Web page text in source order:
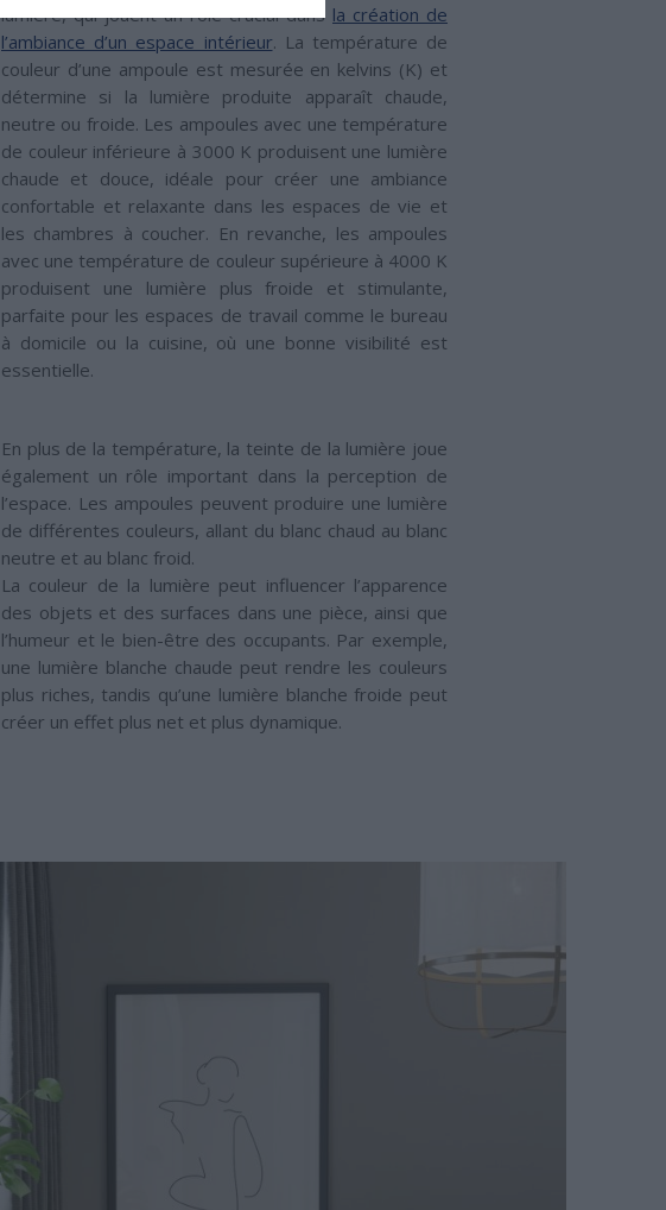
lumière, qui jouent un rôle crucial dans la création de
l’ambiance d’un espace intérieur. La température de
couleur d’une ampoule est mesurée en kelvins (K) et
détermine si la lumière produite apparaît chaude,
neutre ou froide. Les ampoules avec une température
de couleur inférieure à 3000 K produisent une lumière
chaude et douce, idéale pour créer une ambiance
confortable et relaxante dans les espaces de vie et
les chambres à coucher. En revanche, les ampoules
avec une température de couleur supérieure à 4000 K
produisent une lumière plus froide et stimulante,
parfaite pour les espaces de travail comme le bureau
à domicile ou la cuisine, où une bonne visibilité est
essentielle.
En plus de la température, la teinte de la lumière joue
également un rôle important dans la perception de
l’espace. Les ampoules peuvent produire une lumière
de différentes couleurs, allant du blanc chaud au blanc
neutre et au blanc froid.
La couleur de la lumière peut influencer l’apparence
des objets et des surfaces dans une pièce, ainsi que
l’humeur et le bien-être des occupants. Par exemple,
une lumière blanche chaude peut rendre les couleurs
plus riches, tandis qu’une lumière blanche froide peut
créer un effet plus net et plus dynamique.